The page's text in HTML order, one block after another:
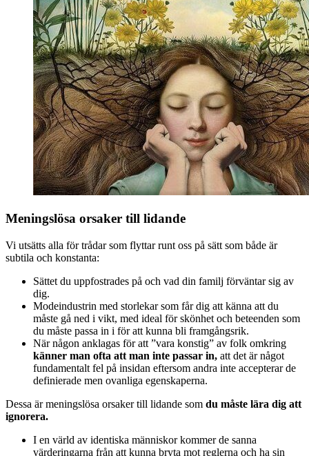
Meningslösa orsaker till lidande
Vi utsätts alla för trådar som flyttar runt oss på sätt som både är
subtila och konstanta:
Sättet du uppfostrades på och vad din familj förväntar sig av
dig.
Modeindustrin med storlekar som får dig att känna att du
måste gå ned i vikt, med ideal för skönhet och beteenden som
du måste passa in i för att kunna bli framgångsrik.
När någon anklagas för att ”vara konstig” av folk omkring
känner man ofta att man inte passar in, att det är något
fundamentalt fel på insidan eftersom andra inte accepterar de
definierade men ovanliga egenskaperna.
Dessa är meningslösa orsaker till lidande som du måste lära dig att
ignorera.
I en värld av identiska människor kommer de sanna
värderingarna från att kunna bryta mot reglerna och ha sin